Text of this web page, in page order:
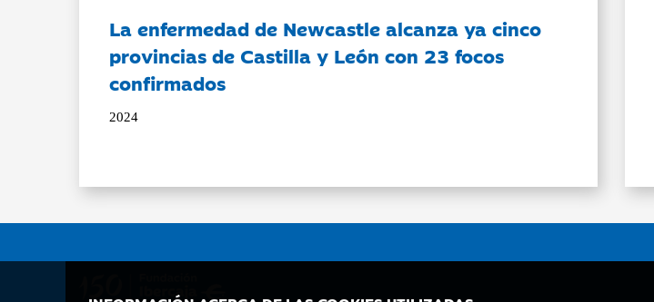
La enfermedad de Newcastle alcanza ya cinco
provincias de Castilla y León con 23 focos
confirmados
2024